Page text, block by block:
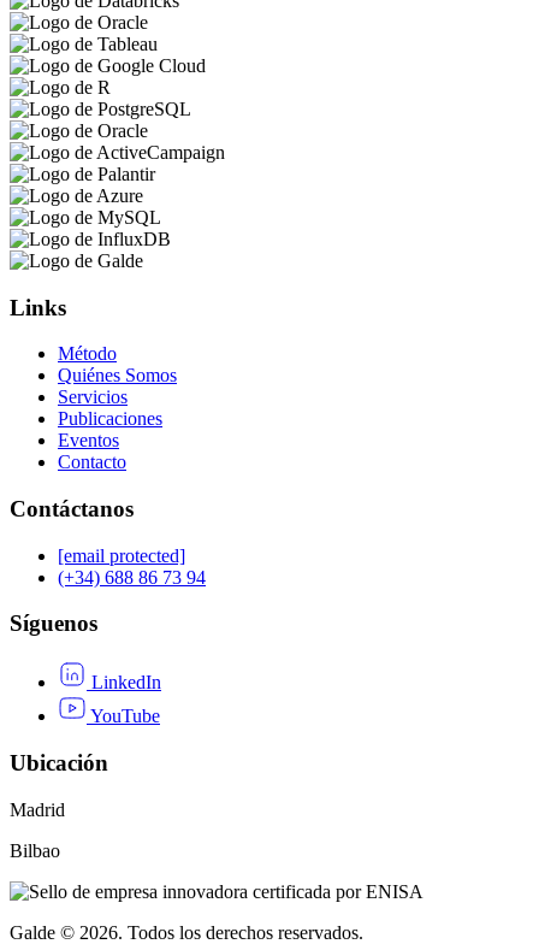
Links
Método
Quiénes Somos
Servicios
Publicaciones
Eventos
Contacto
Contáctanos
[email protected]
(+34) 688 86 73 94
Síguenos
LinkedIn
YouTube
Ubicación
Madrid
Bilbao
Galde © 2026. Todos los derechos reservados.